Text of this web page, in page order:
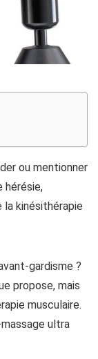
ou mentionner
hérésie,
la kinésithérapie
gardisme ?
propose, mais
musculaire.
ultra